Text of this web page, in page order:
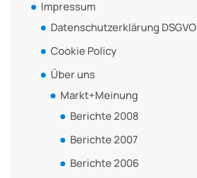
Impressum
Datenschutzerklärung DSGVO
Cookie Policy
Über uns
Markt+Meinung
Berichte 2008
Berichte 2007
Berichte 2006